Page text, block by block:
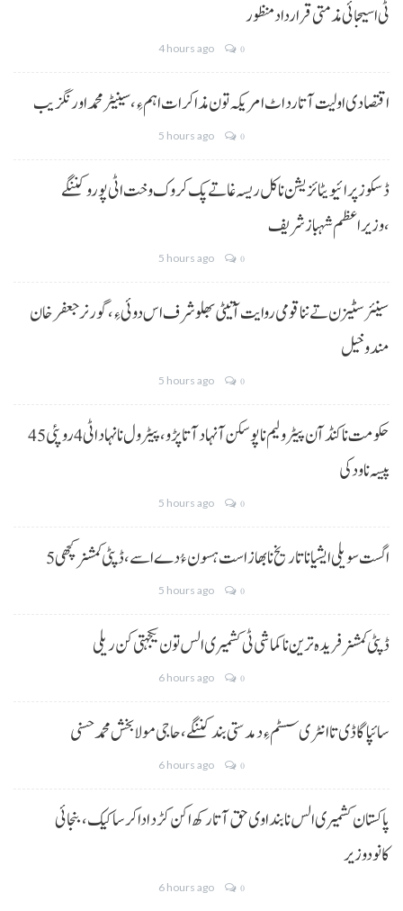
ٹی اسیجائی مذمتی قرارداد منظور
4 hours ago 0
اقتصادی اولیت آتا رد اٹ امریکہ تون مذاکرات اہم ءِ،سینیٹر محمد اورنگزیب
5 hours ago 0
ڈسکوز پرائیویٹائزیشن نا کل ریسہ غاتے پک کروک وخت اٹی پورو کننگے
،وزیراعظم شہباز شریف
5 hours ago 0
سینئر سٹیزن تے ننا قومی روایت آتیٹی بھلو شرف اس دوئی ءِ،گورنر جعفرخان
مندوخیل
5 hours ago 0
حکومت نا کنڈ آن پیٹرولیم نا پوسکن آ نہاد آتا پڑو،پیٹرول نا نہاد اٹی 4 روپئی 45
پیسہ نا ودکی
5 hours ago 0
5 اگست سویلی ایشیا نا تاریخ نا بھاز است ہسون ءُ دے اسے،ڈپٹی کمشنر کچھی
5 hours ago 0
ڈپٹی کمشنر فریدہ ترین نا کماشی ٹی کشمیری الس تون یکجہتی کن ریلی
6 hours ago 0
سائپا گاڈی تا انٹری سسٹم ءِ دمدستی بند کننگے، حاجی مولا بخش محمد حسنی
6 hours ago 0
پاکستان کشمیری الس نا بنداوی حق آتا رکھ اکن کڑد ادا کرسا کیک ،بنجائی
کانودوزیر
6 hours ago 0